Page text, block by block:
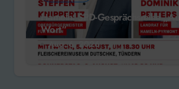
Hameln: SPD-Gesprächsreihe
Wort“
Aug. 6, 2026